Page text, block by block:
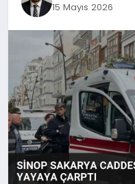
EĞITIM
DÜNYA
YAŞAM
15 Mayıs 2026